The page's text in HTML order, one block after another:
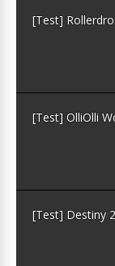
[Test]
[Test] OlliOlli
[Test] Destiny